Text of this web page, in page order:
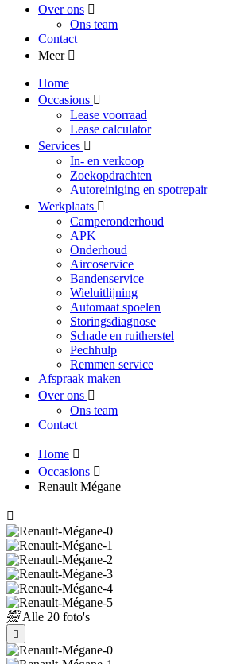
Over ons
Ons team
Contact
Meer
Home
Occasions
Lease voorraad
Lease calculator
Services
In- en verkoop
Zoekopdrachten
Autoreiniging en spotrepair
Werkplaats
Camperonderhoud
APK
Onderhoud
Aircoservice
Bandenservice
Wieluitlijning
Automaat spoelen
Storingsdiagnose
Schade en ruitherstel
Pechhulp
Remmen service
Afspraak maken
Over ons
Ons team
Contact
Home
Occasions
Renault Mégane
Alle 20 foto's